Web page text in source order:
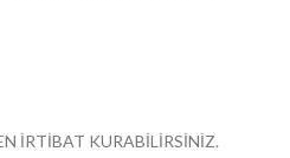
İRTİBAT KURABİLİRSİNİZ.